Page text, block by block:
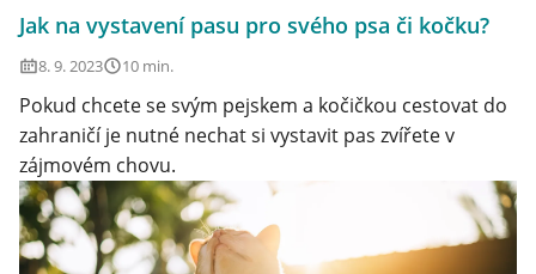
Jak na vystavení pasu pro svého psa či kočku?
8. 9. 2023 10 min.
Pokud chcete se svým pejskem a kočičkou cestovat do
zahraničí je nutné nechat si vystavit pas zvířete v
zájmovém chovu.